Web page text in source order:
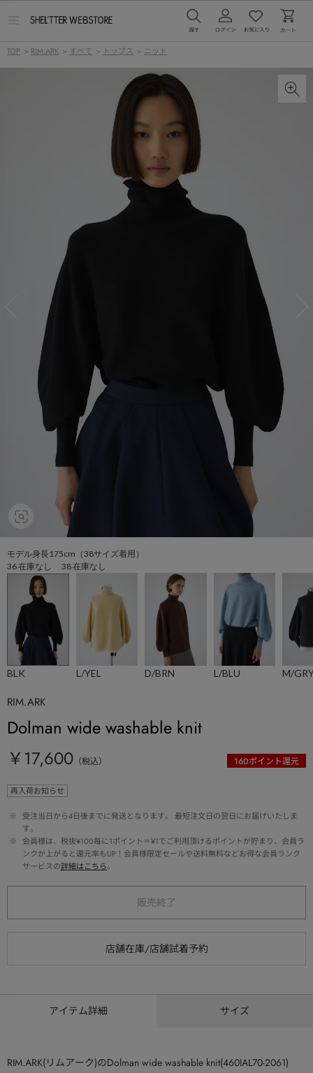
ー
を
TOP > RIM.ARK > すべて > トップス > ニット
モデル身長175cm（38サイズ着用）
36 在庫なし 38 在庫なし
BLK L/YEL D/BRN L/BLU M/
RIM.ARK
Dolman wide washable knit
￥17,600 （税込） 160ポイント還元
再入荷お知らせ
※
受注当日から4日後までに発送となります。 最短注文日の翌日にお届けいたしま
す。
※
会員様は、税抜¥100毎に1ポイント＝¥1でご利用頂けるポイントが貯まり、会員ラ
ンクが上がると還元率もUP！会員様限定セールや送料無料などお得な会員ランク
サービスの詳細はこちら。
販売終了
アイテム詳細 サイズ
RIM.ARK(リムアーク)のDolman wide washable knit(460IAL70-2061)